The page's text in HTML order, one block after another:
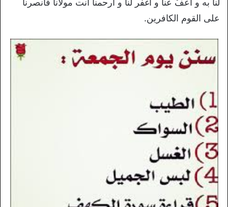
على القوم الكافرين.